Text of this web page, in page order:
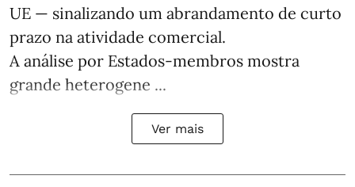
UE — sinalizando um abrandamento de curto
prazo na atividade comercial.
A análise por Estados‑membros mostra
grande heterogene ...
Ver mais